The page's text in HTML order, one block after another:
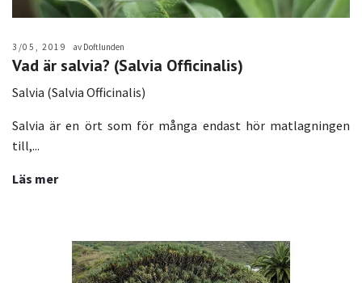
3/05, 2019 av Doftlunden
Vad är salvia? (Salvia Officinalis)
Salvia (Salvia Officinalis)
Salvia är en ört som för många endast hör matlagningen
till,...
Läs mer